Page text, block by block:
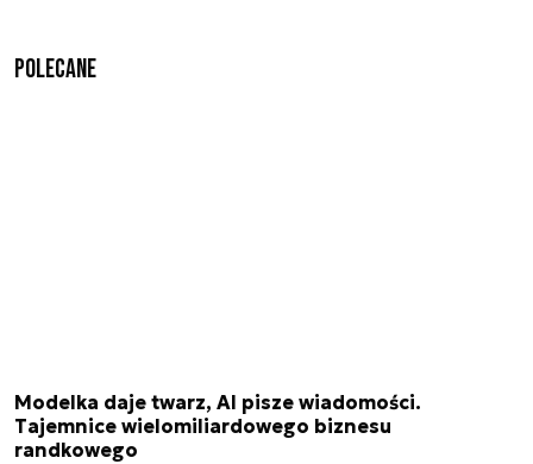
Polecane
Modelka daje twarz, AI pisze wiadomości.
Tajemnice wielomiliardowego biznesu
randkowego